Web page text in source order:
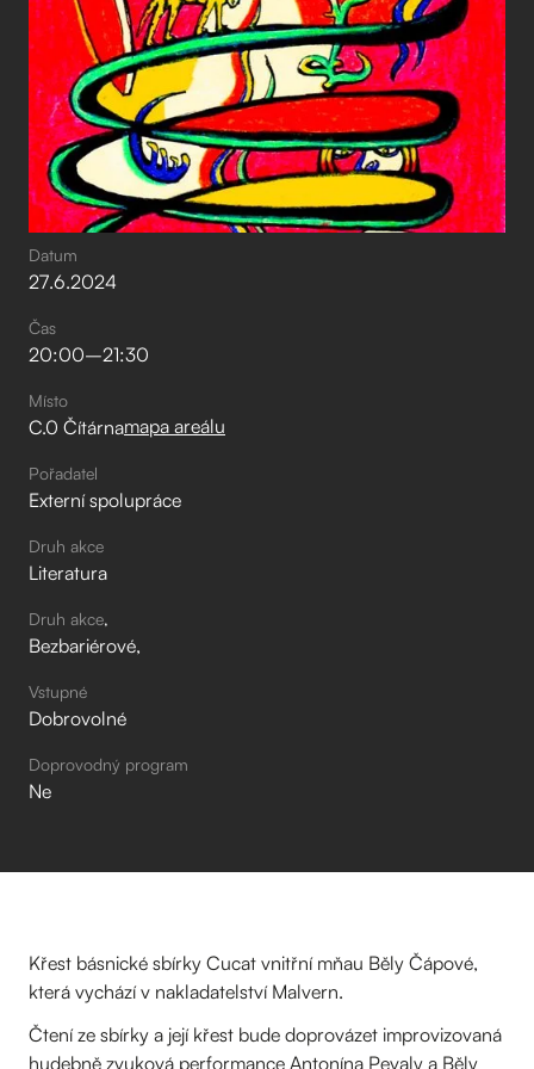
Datum
27.6.2024
Čas
20:00–⁠21:30
Místo
C.0 Čítárnamapa areálu
Pořadatel
Externí spolupráce
Druh akce
Literatura
Druh akce
Bezbariérové
Vstupné
Dobrovolné
Doprovodný program
Ne
Křest básnické sbírky Cucat vnitřní mňau Běly Čápové,
která vychází v nakladatelství Malvern.
Čtení ze sbírky a její křest bude doprovázet improvizovaná
hudebně zvuková performance Antonína Pevaly a Běly